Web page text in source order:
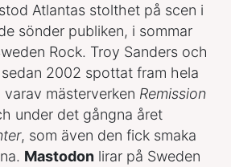
Atlantas stolthet på scen i
sönder publiken, i sommar
Rock. Troy Sanders och
2002 spottat fram hela
mästerverken Remission
under det gångna året
, som även den fick smaka
Mastodon lirar på Sweden